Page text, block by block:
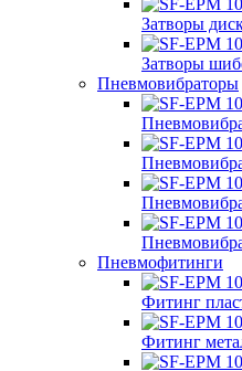
Затворы
Затворы
Пневмовибраторы
Пневмофитинги
Фитинг
Фитинг